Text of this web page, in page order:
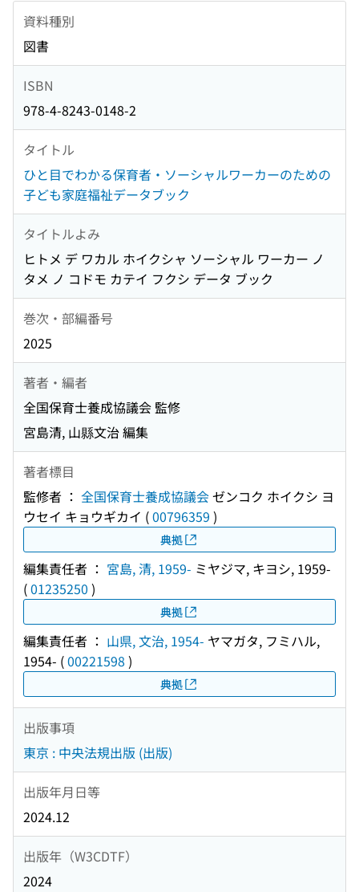
資料種別
図書
ISBN
978-4-8243-0148-2
タイトル
ひと目でわかる保育者・ソーシャルワーカーのための
子ども家庭福祉データブック
タイトルよみ
ヒトメ デ ワカル ホイクシャ ソーシャル ワーカー ノ
タメ ノ コドモ カテイ フクシ データ ブック
巻次・部編番号
2025
著者・編者
全国保育士養成協議会 監修
宮島清, 山縣文治 編集
著者標目
監修者 ： 全国保育士養成協議会ゼンコク ホイクシ ヨ
ウセイ キョウギカイ (00796359 )
典拠
編集責任者 ： 宮島, 清, 1959- ミヤジマ, キヨシ, 1959-
(01235250 )
典拠
編集責任者 ： 山県, 文治, 1954- ヤマガタ, フミハル,
1954- (00221598 )
典拠
出版事項
東京 : 中央法規出版 (出版)
出版年月日等
2024.12
出版年（W3CDTF）
2024